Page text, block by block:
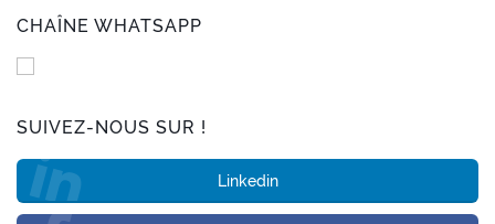
CHAÎNE WHATSAPP
SUIVEZ-NOUS SUR !
Linkedin